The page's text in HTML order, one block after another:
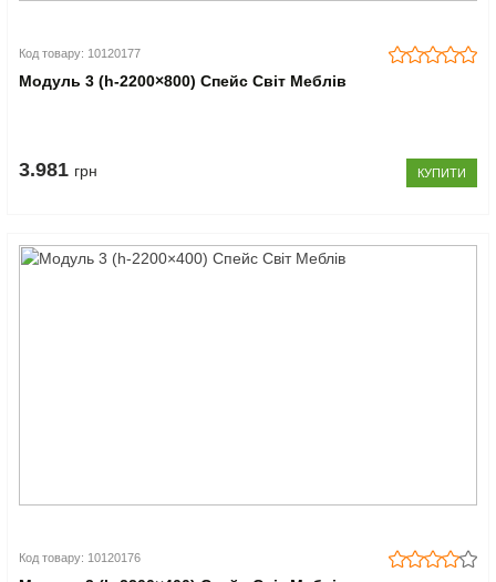
Код товару: 10120177
Модуль 3 (h-2200×800) Спейс Світ Меблів
3.981 грн КУПИТИ
Код товару: 10120176